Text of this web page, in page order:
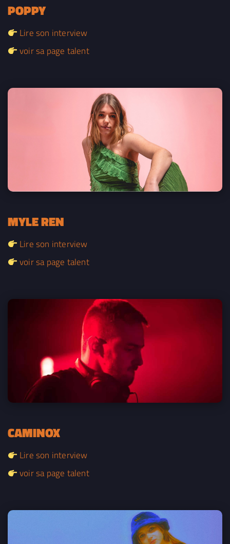
POPPY
Lire son interview
voir sa page talent
MYLE REN
Lire son interview
voir sa page talent
CAMINOX
Lire son interview
voir sa page talent